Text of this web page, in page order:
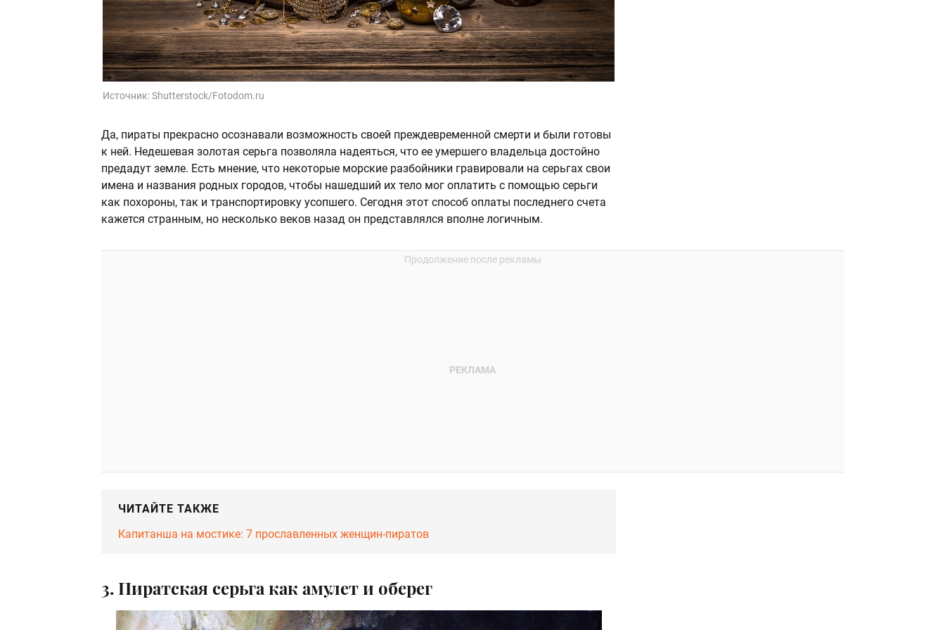
Источник:Shutterstock/Fotodom.ru
Да, пираты прекрасно осознавали возможность своей преждевременной смерти и были готовы
к ней. Недешевая золотая серьга позволяла надеяться, что ее умершего владельца достойно
предадут земле. Есть мнение, что некоторые морские разбойники гравировали на серьгах свои
имена и названия родных городов, чтобы нашедший их тело мог оплатить с помощью серьги
как похороны, так и транспортировку усопшего. Сегодня этот способ оплаты последнего счета
кажется странным, но несколько веков назад он представлялся вполне логичным.
ЧИТАЙТЕ ТАКЖЕ
Капитанша на мостике: 7 прославленных женщин-пиратов
3. Пиратская серьга как амулет и оберег